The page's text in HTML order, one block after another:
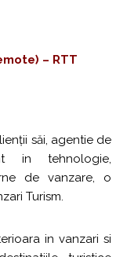
– RTT
săi, agentie de
in tehnologie,
de vanzare, o
Turism.
in vanzari si